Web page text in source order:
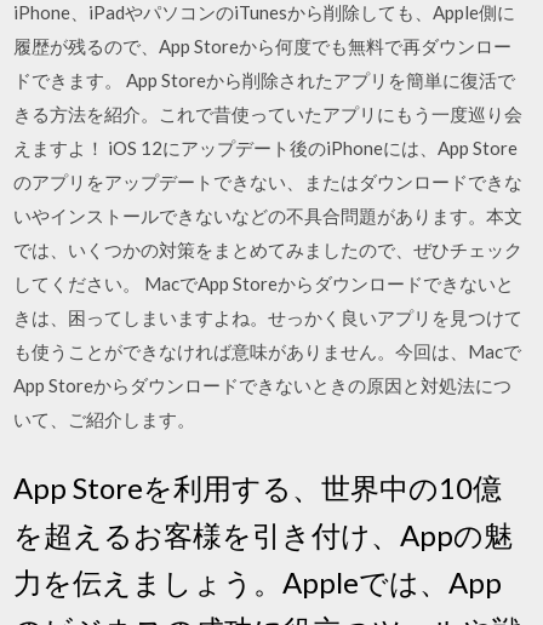
iPhone、iPadやパソコンのiTunesから削除しても、Apple側に
履歴が残るので、App Storeから何度でも無料で再ダウンロー
ドできます。 App Storeから削除されたアプリを簡単に復活で
きる方法を紹介。これで昔使っていたアプリにもう一度巡り会
えますよ！ iOS 12にアップデート後のiPhoneには、App Store
のアプリをアップデートできない、またはダウンロードできな
いやインストールできないなどの不具合問題があります。本文
では、いくつかの対策をまとめてみましたので、ぜひチェック
してください。 MacでApp Storeからダウンロードできないと
きは、困ってしまいますよね。せっかく良いアプリを見つけて
も使うことができなければ意味がありません。今回は、Macで
App Storeからダウンロードできないときの原因と対処法につ
いて、ご紹介します。
App Storeを利用する、世界中の10億
を超えるお客様を引き付け、Appの魅
力を伝えましょう。Appleでは、App